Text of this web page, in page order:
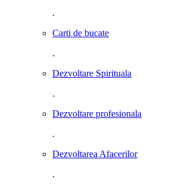
.
Carti de bucate
.
Dezvoltare Spirituala
.
Dezvoltare profesionala
.
Dezvoltarea Afacerilor
.